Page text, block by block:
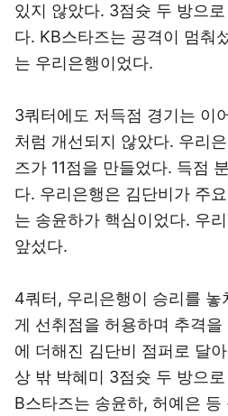
있지 않았다. 3점슛 두 방으
다. KB스타즈는 공격이 멈춰
는 우리은행이었다.
3쿼터에도 저득점 경기는 이
처럼 개선되지 않았다. 우리
즈가 11점을 만들었다. 득점
다. 우리은행은 김단비가 주
는 송윤하가 핵심이었다. 우
앞섰다.
4쿼터, 우리은행이 승리를 놓
게 선취점을 허용하며 추격
에 더해진 김단비 점퍼로 달
상 밖 박혜미 3점슛 두 방으
B스타즈는 송윤하, 허예은 등